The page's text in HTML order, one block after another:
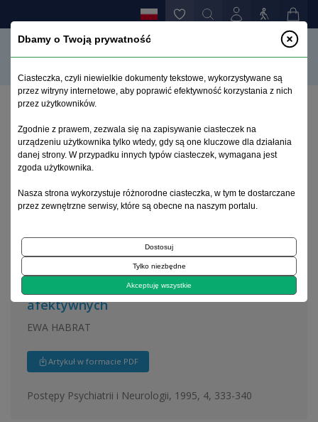
Archiwum 1992–2014
1995, tom 4, zeszyt 4
Diagnostyka obrazowa i neuropsychologiczna
Funkcje poznawcze w chorobach
afektywnych
EWA HABRAT
Artykuł w formacie PDF
Postępy Psychiatrii i Neurologii, 1995, 4, 333-340
Dbamy o Twoją prywatność
Ciasteczka, czyli niewielkie dokumenty tekstowe, wykorzystywane są
przez witryny internetowe, aby poprawić efektywność korzystania z nich
przez użytkowników.
Zgodnie z prawem, zezwala się na zapisywanie ciasteczek na
urządzeniu użytkownika tylko wtedy, gdy są one kluczowe dla działania
danej strony. W przypadku innych typów ciasteczek, wymagana jest
zgoda użytkownika.
Nasza strona wykorzystuje różnorodne ciasteczka, w tym te dostarczane
przez zewnętrzne serwisy, które są obecne na naszym portalu.
Dostosuj
Tylko niezbędne
Akceptuję wszystkie